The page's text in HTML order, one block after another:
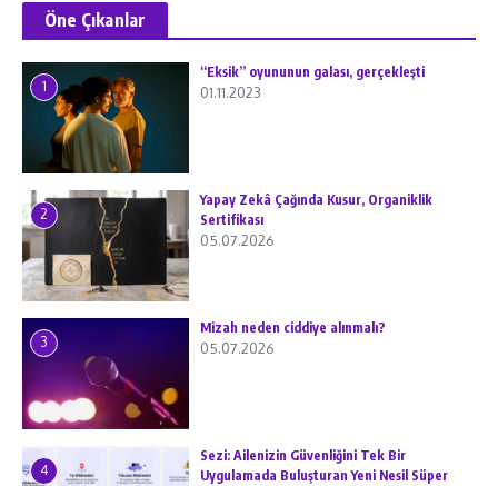
Öne Çıkanlar
1
“Eksik” oyununun galası, gerçekleşti
01.11.2023
2
Yapay Zekâ Çağında Kusur, Organiklik
Sertifikası
05.07.2026
3
Mizah neden ciddiye alınmalı?
05.07.2026
4
Sezi: Ailenizin Güvenliğini Tek Bir
Uygulamada Buluşturan Yeni Nesil Süper